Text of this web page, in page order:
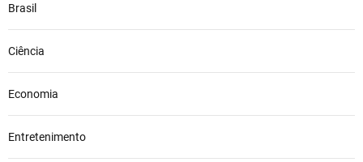
Brasil
Ciência
Economia
Entretenimento